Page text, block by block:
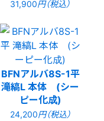
31,900円（税込）
BFNアルバ8S-1平
滝縞L 本体 (シー
ピー化成)
24,200円（税込）